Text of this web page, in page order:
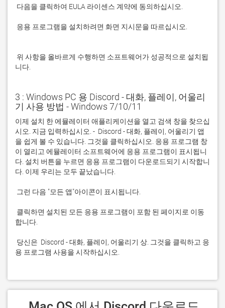
니다.
3 : Windows PC 용 Discord - 대화, 플레이, 어울리
기 사용 방법 - Windows 7/10/11
이제 설치 한 에뮬레이터 애플리케이션을 열고 검색 창을 찾으십
시오. 지금 입력하십시오. -  Discord - 대화, 플레이, 어울리기 앱
을 쉽게 볼 수 있습니다. 그것을 클릭하십시오. 응용 프로그램 창
이 열리고 에뮬레이터 소프트웨어에 응용 프로그램이 표시됩니
다. 설치 버튼을 누르면 응용 프로그램이 다운로드되기 시작합니
용 프로그램 사용을 시작하십시오.